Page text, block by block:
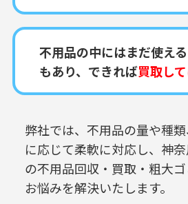
不用品の中にはまだ使え
もあり、できれば買取し
弊社では、不用品の量や種
に応じて柔軟に対応し、 神
の不用品回収・買取・粗大
お悩みを解決いたします。